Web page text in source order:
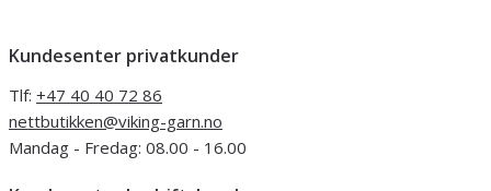
Kundesenter privatkunder
Tlf: +47 40 40 72 86
nettbutikken@viking-garn.no
Mandag - Fredag: 08.00 - 16.00